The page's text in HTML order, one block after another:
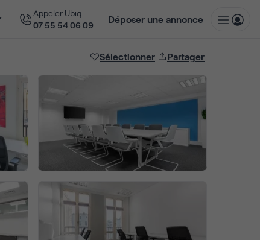
Appeler Ubiq
07 55 54 06 09
Déposer une annonce
Sélectionner Partager